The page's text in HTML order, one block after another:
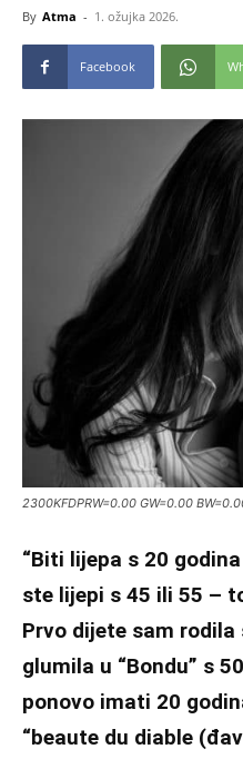
By Atma - 1. ožujka 2026.
Facebook
2300KFDPRW=0.00 GW=0.00
“Biti lijepa s 20
ste lijepi s 45 ili 55 –
Prvo dijete sam rodila
glumila u “Bondu” s
ponovo imati 20
“beaute du diable